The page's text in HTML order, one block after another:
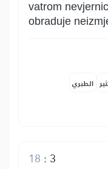
vatrom
obraduje
الطبري
3
:
18